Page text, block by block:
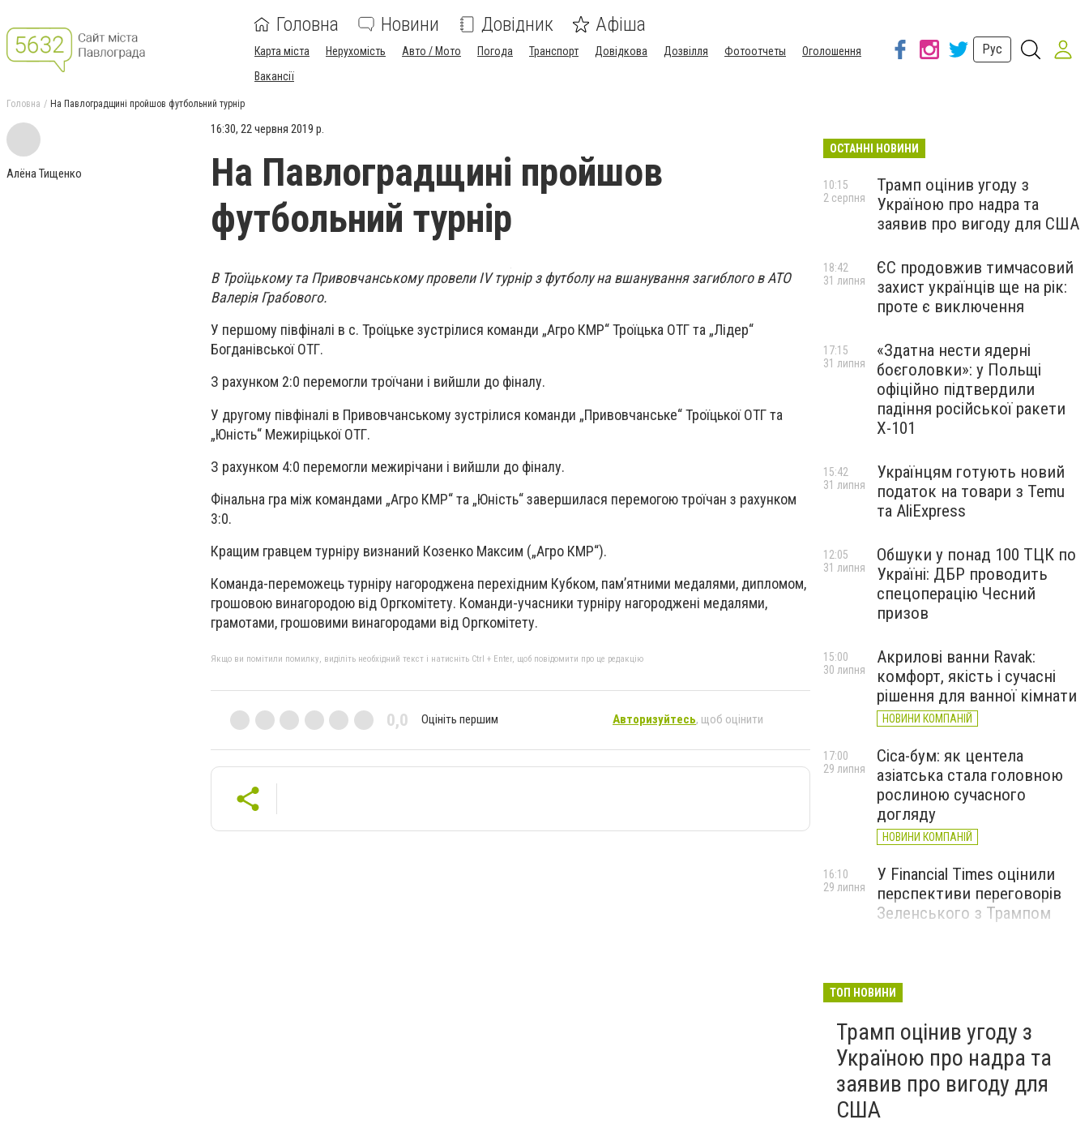
Головна Новини Довідник Афіша
Карта міста Нерухомість Авто / Мото Погода Транспорт Довідкова Дозвілля Фотоотчеты
Оголошення
Вакансії
Рус
Головна На Павлоградщині пройшов футбольний турнір
Алёна Тищенко
16:30, 22 червня 2019 р.
На Павлоградщині пройшов
футбольний турнір
В Троїцькому та Привовчанському провели ІV турнір з футболу на вшанування загиблого в АТО
Валерія Грабового.
У першому півфіналі в с. Троїцьке зустрілися команди „Агро КМР“ Троїцька ОТГ та „Лідер“
Богданівської ОТГ.
З рахунком 2:0 перемогли троїчани і вийшли до фіналу.
У другому півфіналі в Привовчанському зустрілися команди „Привовчанське“ Троїцької ОТГ та
„Юність“ Межиріцької ОТГ.
З рахунком 4:0 перемогли межирічани і вийшли до фіналу.
Фінальна гра між командами „Агро КМР“ та „Юність“ завершилася перемогою троїчан з рахунком
3:0.
Кращим гравцем турніру визнаний Козенко Максим („Агро КМР“).
Команда-переможець турніру нагороджена перехідним Кубком, пам’ятними медалями, дипломом,
грошовою винагородою від Оргкомітету. Команди-учасники турніру нагороджені медалями,
грамотами, грошовими винагородами від Оргкомітету.
Якщо ви помітили помилку, виділіть необхідний текст і натисніть Ctrl + Enter, щоб повідомити про це редакцію
0,0 Оцініть першим Авторизуйтесь, щоб оцінити
ОСТАННІ НОВИНИ
Трамп оцінив угоду з
Україною про надра та
заявив про вигоду для США
10:15
2 серпня
ЄС продовжив тимчасовий
захист українців ще на рік:
проте є виключення
18:42
31 липня
«Здатна нести ядерні
боєголовки»: у Польщі
офіційно підтвердили
падіння російської ракети
Х-101
17:15
31 липня
Українцям готують новий
податок на товари з Temu
та AliExpress
15:42
31 липня
Обшуки у понад 100 ТЦК по
Україні: ДБР проводить
спецоперацію Чесний
призов
12:05
31 липня
Акрилові ванни Ravak:
комфорт, якість і сучасні
рішення для ванної кімнати
НОВИНИ КОМПАНІЙ
15:00
30 липня
Cica-бум: як центела
азіатська стала головною
рослиною сучасного
догляду
НОВИНИ КОМПАНІЙ
17:00
29 липня
У Financial Times оцінили
перспективи переговорів
Зеленського з Трампом
16:10
29 липня
ТОП НОВИНИ
Трамп оцінив угоду з
Україною про надра та
заявив про вигоду для
США